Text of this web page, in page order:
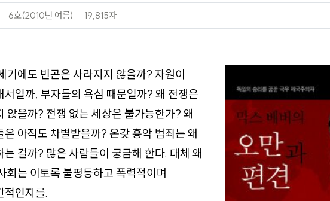
6호(2010년 여름) 19,815자
기에도 빈곤은 사라지지 않을까? 자원이
서일까, 부자들의 욕심 때문일까? 왜 전쟁은
않을까? 전쟁 없는 세상은 불가능한가? 왜
은 아직도 차별받을까? 온갖 흉악 범죄는 왜
는 걸까? 많은 사람들이 궁금해 한다. 대체 왜
회는 이토록 불평등하고 폭력적이며
적인지를.